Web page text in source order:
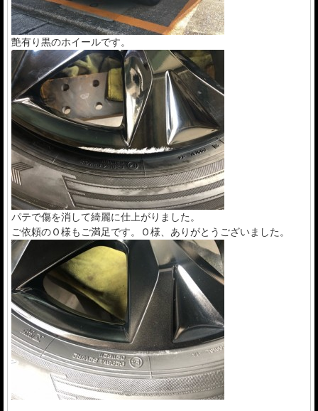
艶有り黒のホイールです。
パテで傷を消して綺麗に仕上がりました。
ご依頼のＯ様もご満足です。Ｏ様、ありがとうございました。